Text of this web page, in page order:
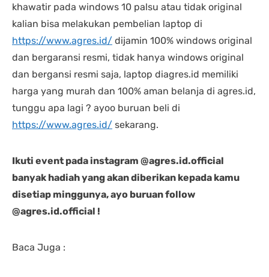
khawatir pada windows 10 palsu atau tidak original
kalian bisa melakukan pembelian laptop di
https://www.agres.id/ dijamin 100% windows original
dan bergaransi resmi, tidak hanya windows original
dan bergansi resmi saja, laptop diagres.id memiliki
harga yang murah dan 100% aman belanja di agres.id,
tunggu apa lagi ? ayoo buruan beli di
https://www.agres.id/ sekarang.
Ikuti event pada instagram @agres.id.official
banyak hadiah yang akan diberikan kepada kamu
disetiap minggunya, ayo buruan follow
@agres.id.official !
Baca Juga :